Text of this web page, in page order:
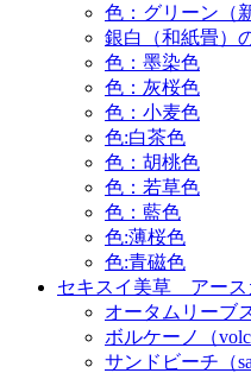
色：グリーン（
銀白（和紙畳）
色：墨染色
色：灰桜色
色：小麦色
色:白茶色
色：胡桃色
色：若草色
色：藍色
色:薄桜色
色:青磁色
セキスイ美草 アース
オータムリーブ
ボルケーノ（
サンドビーチ（